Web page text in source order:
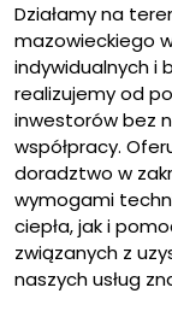
Działamy na
mazowieckiego
indywidualnych i
realizujemy od
inwestorów bez
współpracy.
doradztwo w
wymogami
ciepła, jak i
związanych z
naszych usług